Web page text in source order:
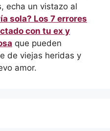
echa un vistazo al
sola? Los 7 errores
con tu ex y
que pueden
de viejas heridas y
amor.